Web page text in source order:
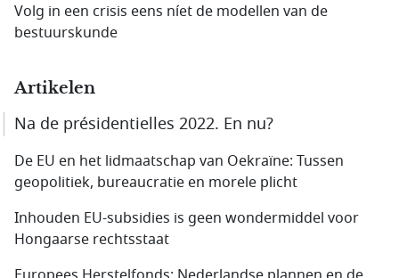
Volg in een crisis eens níet de modellen van de
bestuurskunde
Artikelen
Na de présidentielles 2022. En nu?
De EU en het lidmaatschap van Oekraïne: Tussen
geopolitiek, bureaucratie en morele plicht
Inhouden EU-subsidies is geen wondermiddel voor
Hongaarse rechtsstaat